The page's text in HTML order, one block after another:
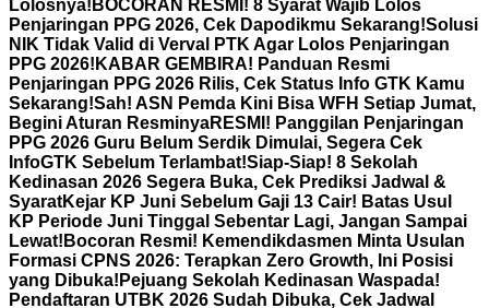
Lolosnya! BOCORAN RESMI! 8 Syarat Wajib Lolos
Penjaringan PPG 2026, Cek Dapodikmu Sekarang!Solusi
NIK Tidak Valid di Verval PTK Agar Lolos Penjaringan
PPG 2026! KABAR GEMBIRA! Panduan Resmi
Penjaringan PPG 2026 Rilis, Cek Status Info GTK Kamu
Sekarang!Sah! ASN Pemda Kini Bisa WFH Setiap Jumat,
Begini Aturan ResminyaRESMI! Panggilan Penjaringan
PPG 2026 Guru Belum Serdik Dimulai, Segera Cek
InfoGTK Sebelum Terlambat!Siap-Siap! 8 Sekolah
Kedinasan 2026 Segera Buka, Cek Prediksi Jadwal &
SyaratKejar KP Juni Sebelum Gaji 13 Cair! Batas Usul
KP Periode Juni Tinggal Sebentar Lagi, Jangan Sampai
Lewat! Bocoran Resmi! Kemendikdasmen Minta Usulan
Formasi CPNS 2026: Terapkan Zero Growth, Ini Posisi
yang Dibuka! Pejuang Sekolah Kedinasan Waspada!
Pendaftaran UTBK 2026 Sudah Dibuka, Cek Jadwal